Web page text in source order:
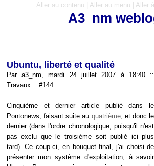
Aller au contenu Aller au menu Aller
A3_nm
Ubuntu, liberté et qualité
Par a3_nm, mardi 24 juillet 2007 à 18:40 ::
Travaux :: #144
Cinquième et dernier article publié dans le
Pontonews, faisant suite au quatrième, et donc le
dernier (dans l'ordre chronologique, puisqu'il n'est
pas exclu que le troisième soit publié ici plus
tard). Ce coup-ci, en bouquet final, j'ai choisi de
présenter mon système d'exploitation, à savoir